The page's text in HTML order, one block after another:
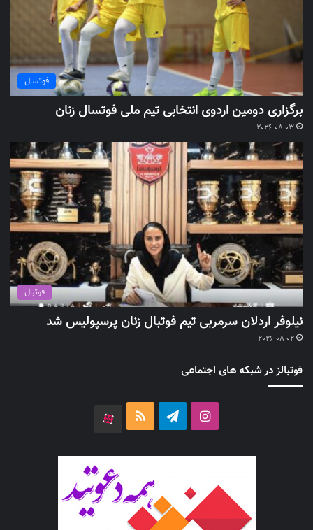
فوتسال
برگزاری دومین اردوی انتخابی تیم ملی فوتسال زنان
2026-08-03
فوتبال
نیلوفر اردلان سرمربی تیم فوتبال زنان پرسپولیس شد
2026-08-02
فوتبالز در شبکه های اجتماعی
اینستاگرامتلگرام خوراک